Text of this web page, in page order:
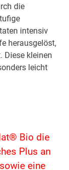
die
intensiv
herausgelöst,
Diese kleinen
leicht
Bio die
Plus an
eine